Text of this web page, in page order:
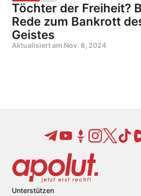
Töchter der Freiheit?
Rede zum Bankrott
Geistes
Aktualisiert am Nov. 8, 2024
Unterstützen